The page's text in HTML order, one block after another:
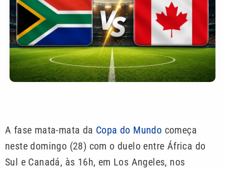
A fase mata-mata da Copa do Mundo começa
neste domingo (28) com o duelo entre África do
Sul e Canadá, às 16h, em Los Angeles, nos